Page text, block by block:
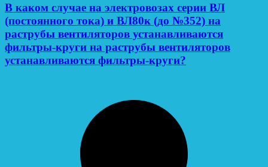
В каком случае на электровозах серии ВЛ
(постоянного тока) и ВЛ80к (до №352) на
раструбы вентиляторов устанавливаются
фильтры-круги на раструбы вентиляторов
устанавливаются фильтры-круги?